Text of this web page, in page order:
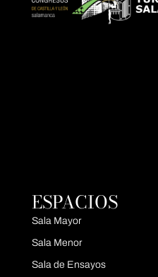
ESPACIOS
Sala Mayor
Sala Menor
Sala de Ensayos